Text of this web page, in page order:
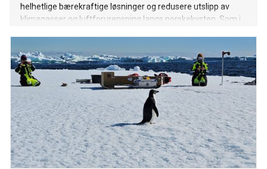
helhetlige bærekraftige løsninger og redusere utslipp av
klimagasser og luftforurensning langs norskekysten. Som i